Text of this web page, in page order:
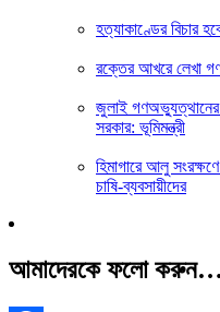
হত্যাকাণ্ডের বিচার
রক্তের আখরে লেখা
জুলাই গণঅভ্যুত্থানের
সরকার: ভূমিমন্ত্রী
হিমাগারে আলু সংরক্ষণে
চাষি-ব্যবসায়ীদের
আমাদেরকে ফলো করুন…